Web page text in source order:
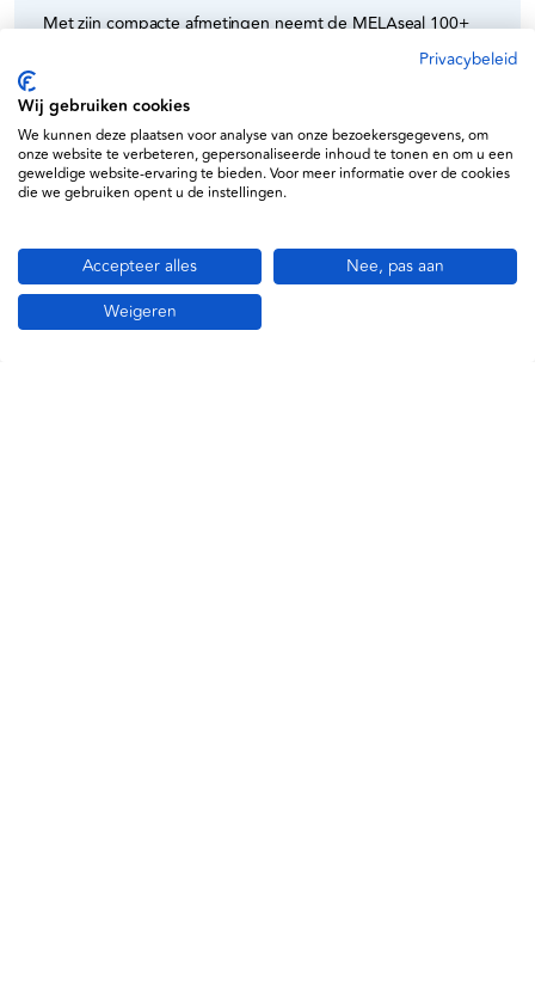
Met zijn compacte afmetingen neemt de MELAseal 100+
minimale ruimte in op je werkblad. Tegelijkertijd biedt hij
Flexibel met rollen en verpakkingen
De MELAseal 100+ is geschikt voor zowel rollen als kant-en-
klare zakjes en kan worden uitgebreid met verschillende
De ergonomisch ontworpen rollenhouders zorgen voor:
Soepele doorvoer van verpakkingsmateriaal
Privacybeleid
Wij gebruiken cookies
We kunnen deze plaatsen voor analyse van onze bezoekersgegevens, om
onze website te verbeteren, gepersonaliseerde inhoud te tonen en om u een
geweldige website-ervaring te bieden. Voor meer informatie over de cookies
die we gebruiken opent u de instellingen.
Accepteer alles
Nee, pas aan
Weigeren